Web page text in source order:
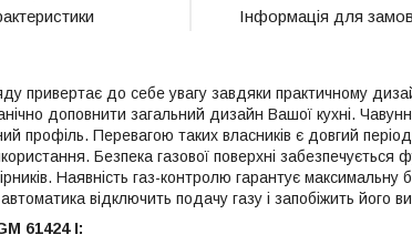
Інформація для
привертає до себе увагу завдяки практичному
доповнити загальний дизайн Вашої кухні.
профіль. Перевагою таких власників є довгий період
Безпека газової поверхні забезпечується
Наявність газ-контролю гарантує максимальну
відключить подачу газу і запобіжить його
61424 I: